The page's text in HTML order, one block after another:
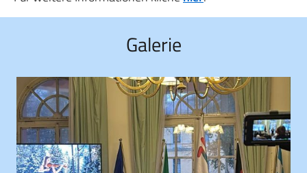
Galerie